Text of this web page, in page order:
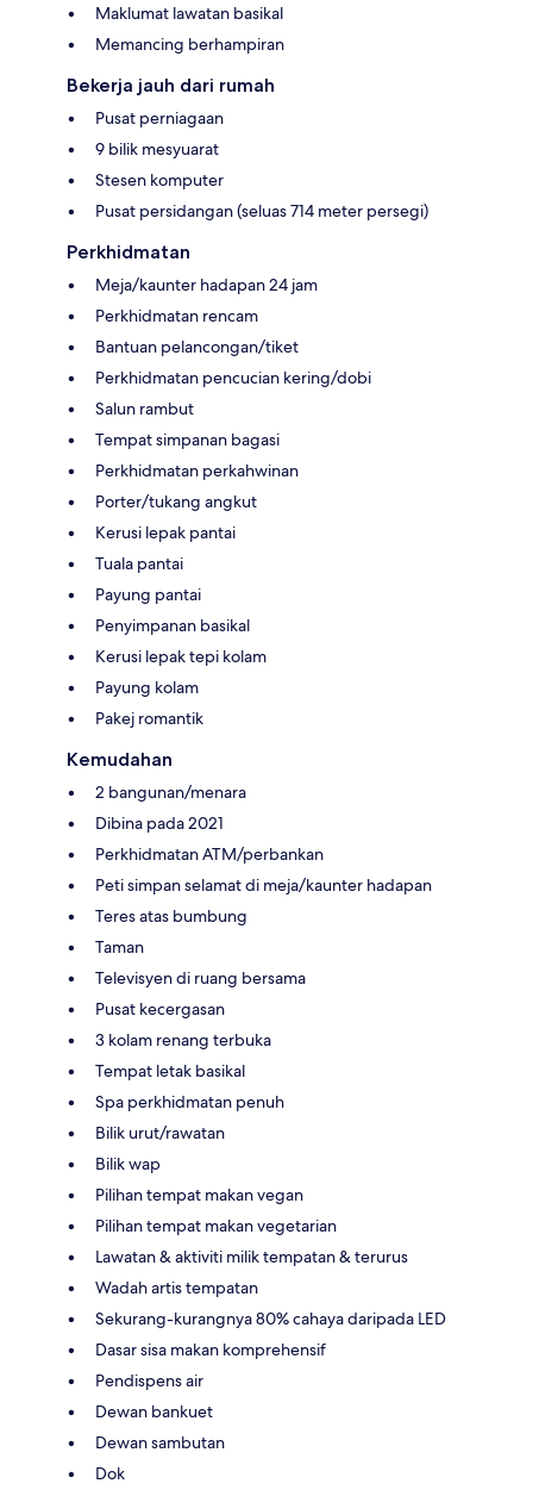
Maklumat lawatan basikal
Memancing berhampiran
Bekerja jauh dari rumah
Pusat perniagaan
9 bilik mesyuarat
Stesen komputer
Pusat persidangan (seluas 714 meter persegi)
Perkhidmatan
Meja/kaunter hadapan 24 jam
Perkhidmatan rencam
Bantuan pelancongan/tiket
Perkhidmatan pencucian kering/dobi
Salun rambut
Tempat simpanan bagasi
Perkhidmatan perkahwinan
Porter/tukang angkut
Kerusi lepak pantai
Tuala pantai
Payung pantai
Penyimpanan basikal
Kerusi lepak tepi kolam
Payung kolam
Pakej romantik
Kemudahan
2 bangunan/menara
Dibina pada 2021
Perkhidmatan ATM/perbankan
Peti simpan selamat di meja/kaunter hadapan
Teres atas bumbung
Taman
Televisyen di ruang bersama
Pusat kecergasan
3 kolam renang terbuka
Tempat letak basikal
Spa perkhidmatan penuh
Bilik urut/rawatan
Bilik wap
Pilihan tempat makan vegan
Pilihan tempat makan vegetarian
Lawatan & aktiviti milik tempatan & terurus
Wadah artis tempatan
Sekurang-kurangnya 80% cahaya daripada LED
Dasar sisa makan komprehensif
Pendispens air
Dewan bankuet
Dewan sambutan
Dok